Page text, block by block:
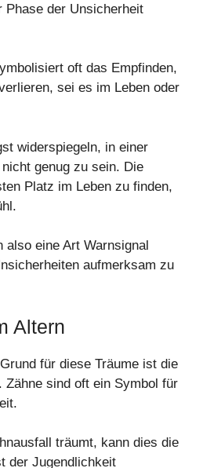
Phase der Unsicherheit
oft das Empfinden,
sei es im Leben oder
widerspiegeln, in einer
genug zu sein. Die
Platz im Leben zu finden,
also eine Art Warnsignal
aufmerksam zu
Altern
für diese Träume ist die
Zähne sind oft ein Symbol für
träumt, kann dies die
der Jugendlichkeit